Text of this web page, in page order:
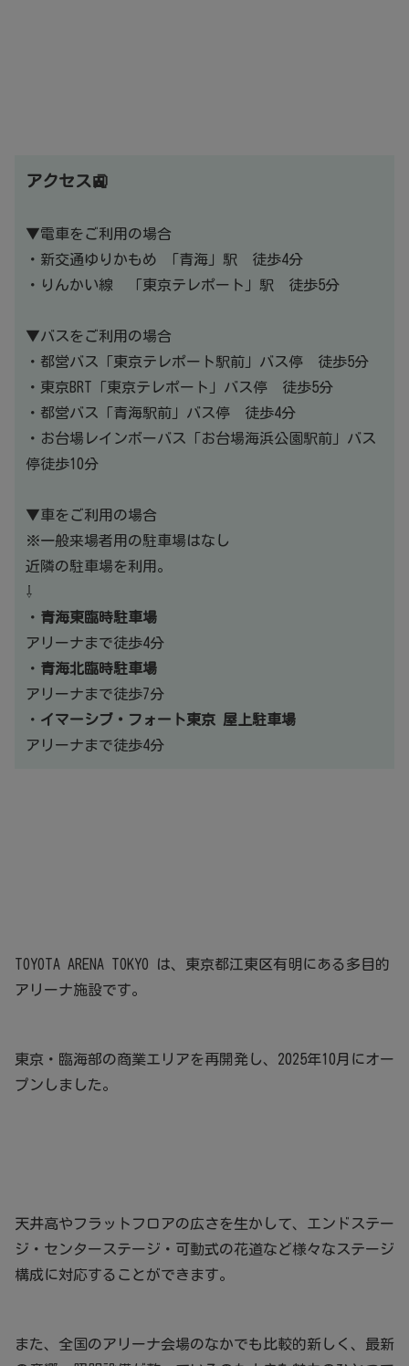
アクセス🚉
▼電車をご利用の場合
・新交通ゆりかもめ 「青海」駅 徒歩4分
・りんかい線 「東京テレポート」駅 徒歩5分
▼バスをご利用の場合
・都営バス「東京テレポート駅前」バス停 徒歩5分
・東京BRT「東京テレポート」バス停 徒歩5分
・都営バス「青海駅前」バス停 徒歩4分
・お台場レインボーバス「お台場海浜公園駅前」バス
停徒歩10分
▼車をご利用の場合
※一般来場者用の駐車場はなし
近隣の駐車場を利用。
⇩
・ 青海東臨時駐車場
アリーナまで徒歩4分
・ 青海北臨時駐車場
アリーナまで徒歩7分
・ イマーシブ・フォート東京 屋上駐車場
アリーナまで徒歩4分
TOYOTA ARENA TOKYO は、東京都江東区有明にある多目的
アリーナ施設です。
東京・臨海部の商業エリアを再開発し、2025年10月にオー
プンしました。
天井高やフラットフロアの広さを生かして、エンドステー
ジ・センターステージ・可動式の花道など様々なステージ
構成に対応することができます。
また、全国のアリーナ会場のなかでも比較的新しく、最新